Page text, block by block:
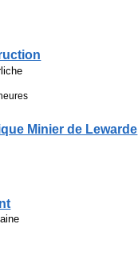
Minier de Lewarde